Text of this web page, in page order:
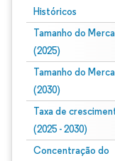
Históricos
Tamanho do
(2025)
Tamanho do
(2030)
Taxa de
(2025 - 2030)
Concentração do